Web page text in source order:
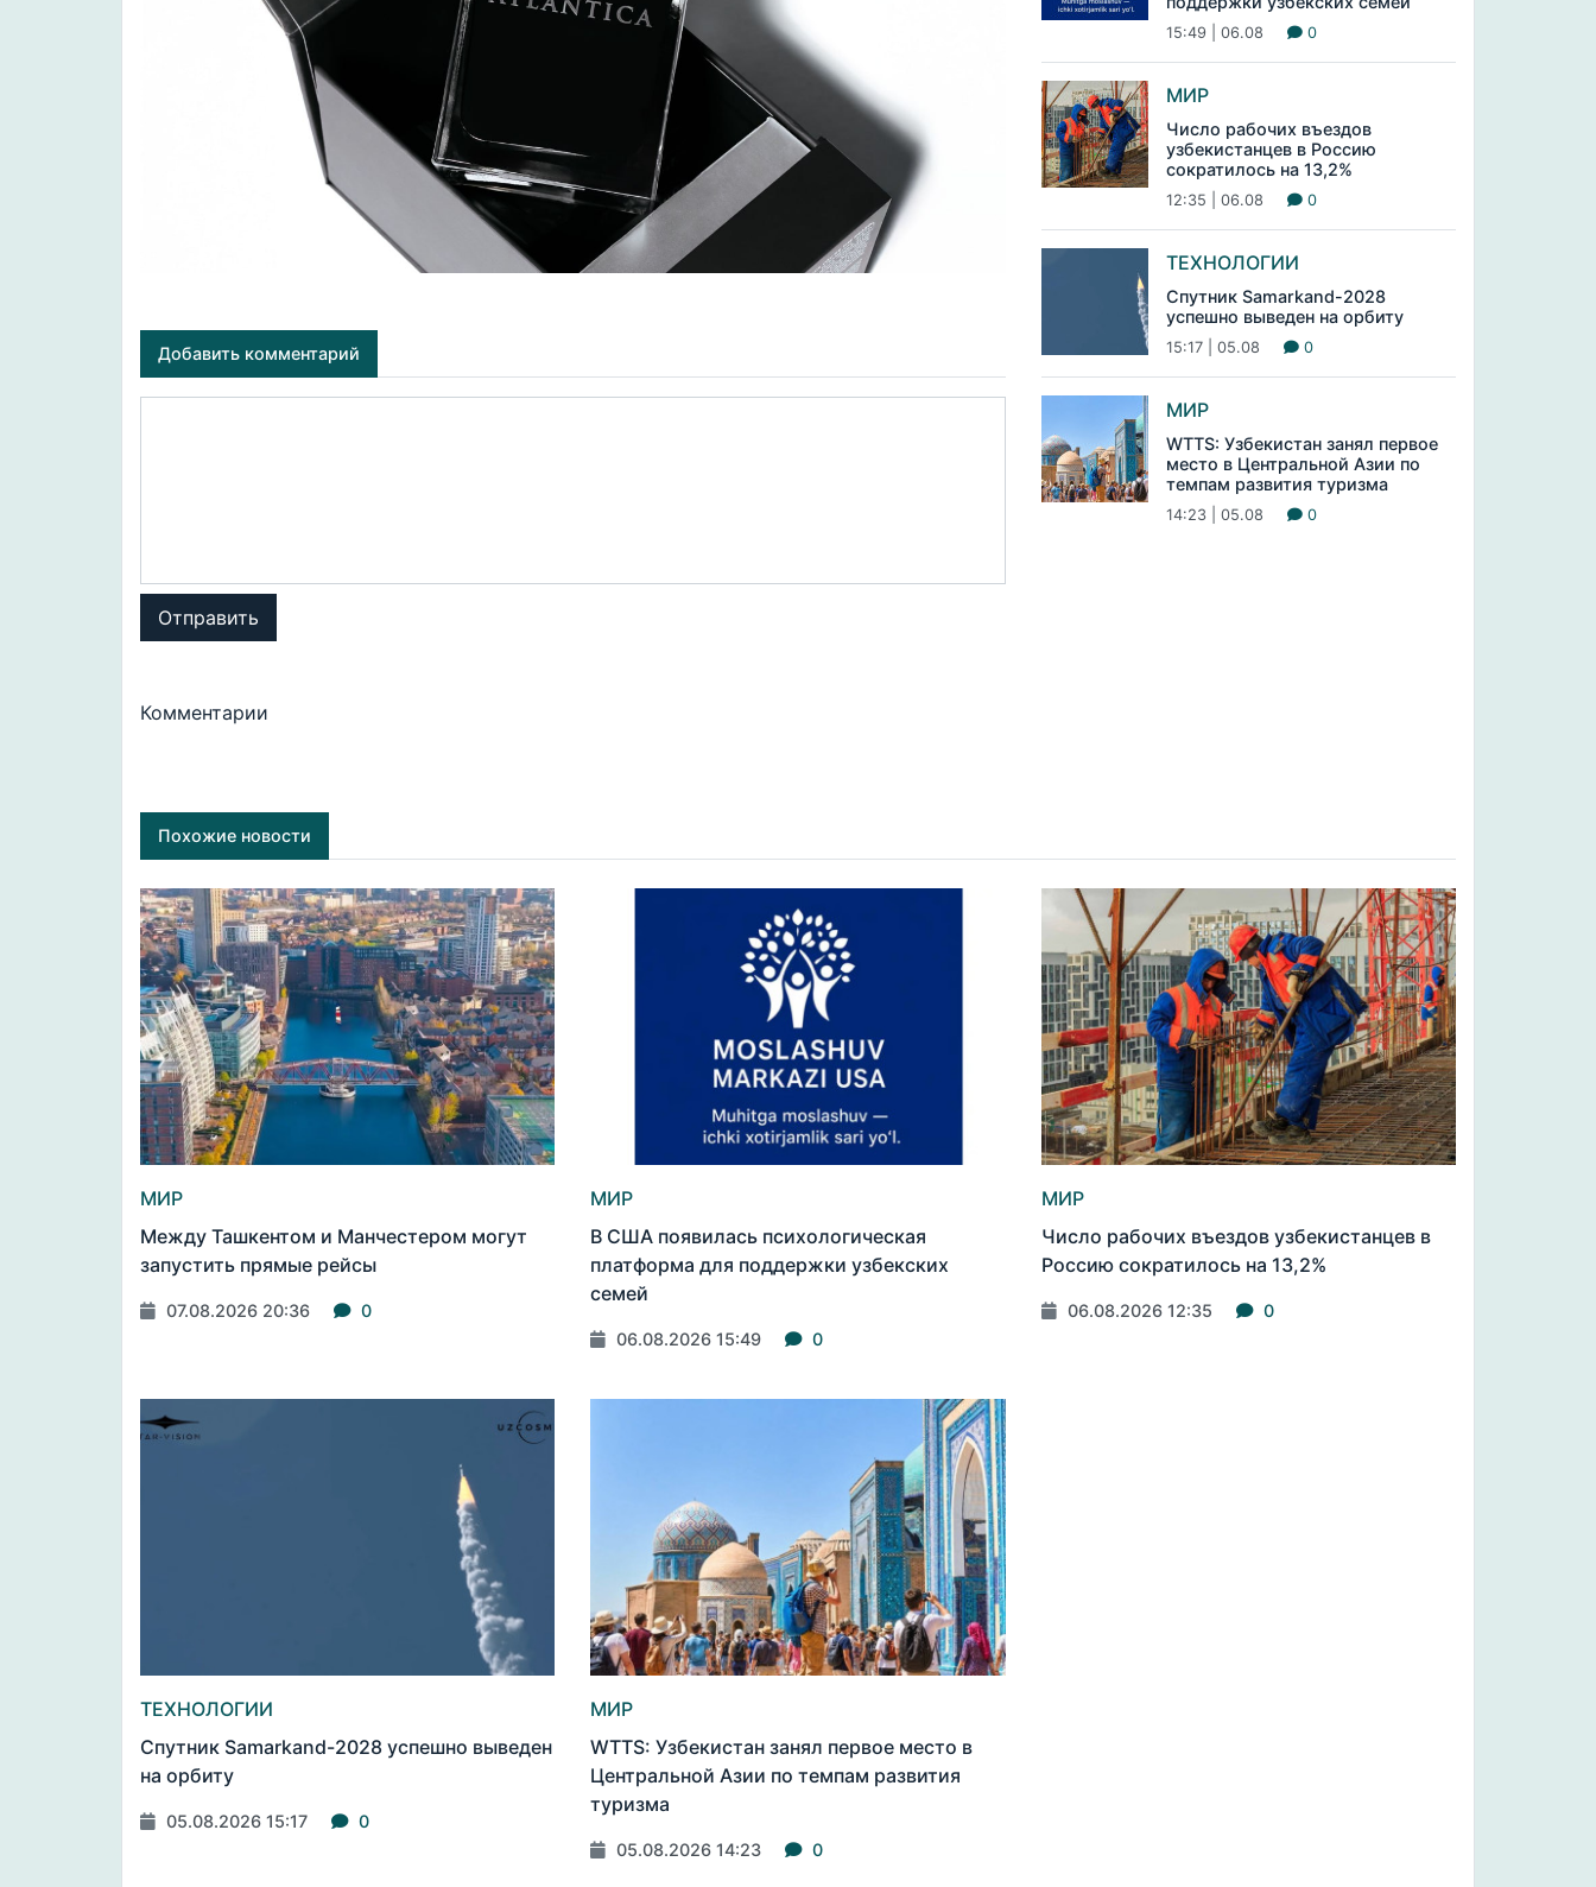
Добавить комментарий
Отправить
Комментарии
15:49 | 06.08 0
МИР
Число рабочих въездов
узбекистанцев в Россию
сократилось на 13,2%
12:35 | 06.08 0
ТЕХНОЛОГИИ
Спутник Samarkand-2028
успешно выведен на орбиту
15:17 | 05.08 0
МИР
WTTS: Узбекистан занял первое
место в Центральной Азии по
темпам развития туризма
14:23 | 05.08 0
Похожие новости
МИР
Между Ташкентом и Манчестером могут
запустить прямые рейсы
07.08.2026 20:36 0
МИР
В США появилась психологическая
платформа для поддержки узбекских
семей
06.08.2026 15:49 0
МИР
Число рабочих въездов узбекистанцев в
Россию сократилось на 13,2%
06.08.2026 12:35 0
ТЕХНОЛОГИИ
Спутник Samarkand-2028 успешно выведен
на орбиту
05.08.2026 15:17 0
МИР
WTTS: Узбекистан занял первое место в
Центральной Азии по темпам развития
туризма
05.08.2026 14:23 0